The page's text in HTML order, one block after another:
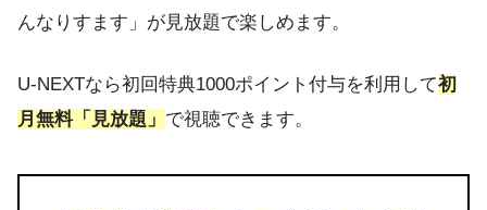
んなりすます」が見放題で楽しめます。
U-NEXTなら初回特典1000ポイント付与を利用して初
月無料「見放題」 で視聴できます。